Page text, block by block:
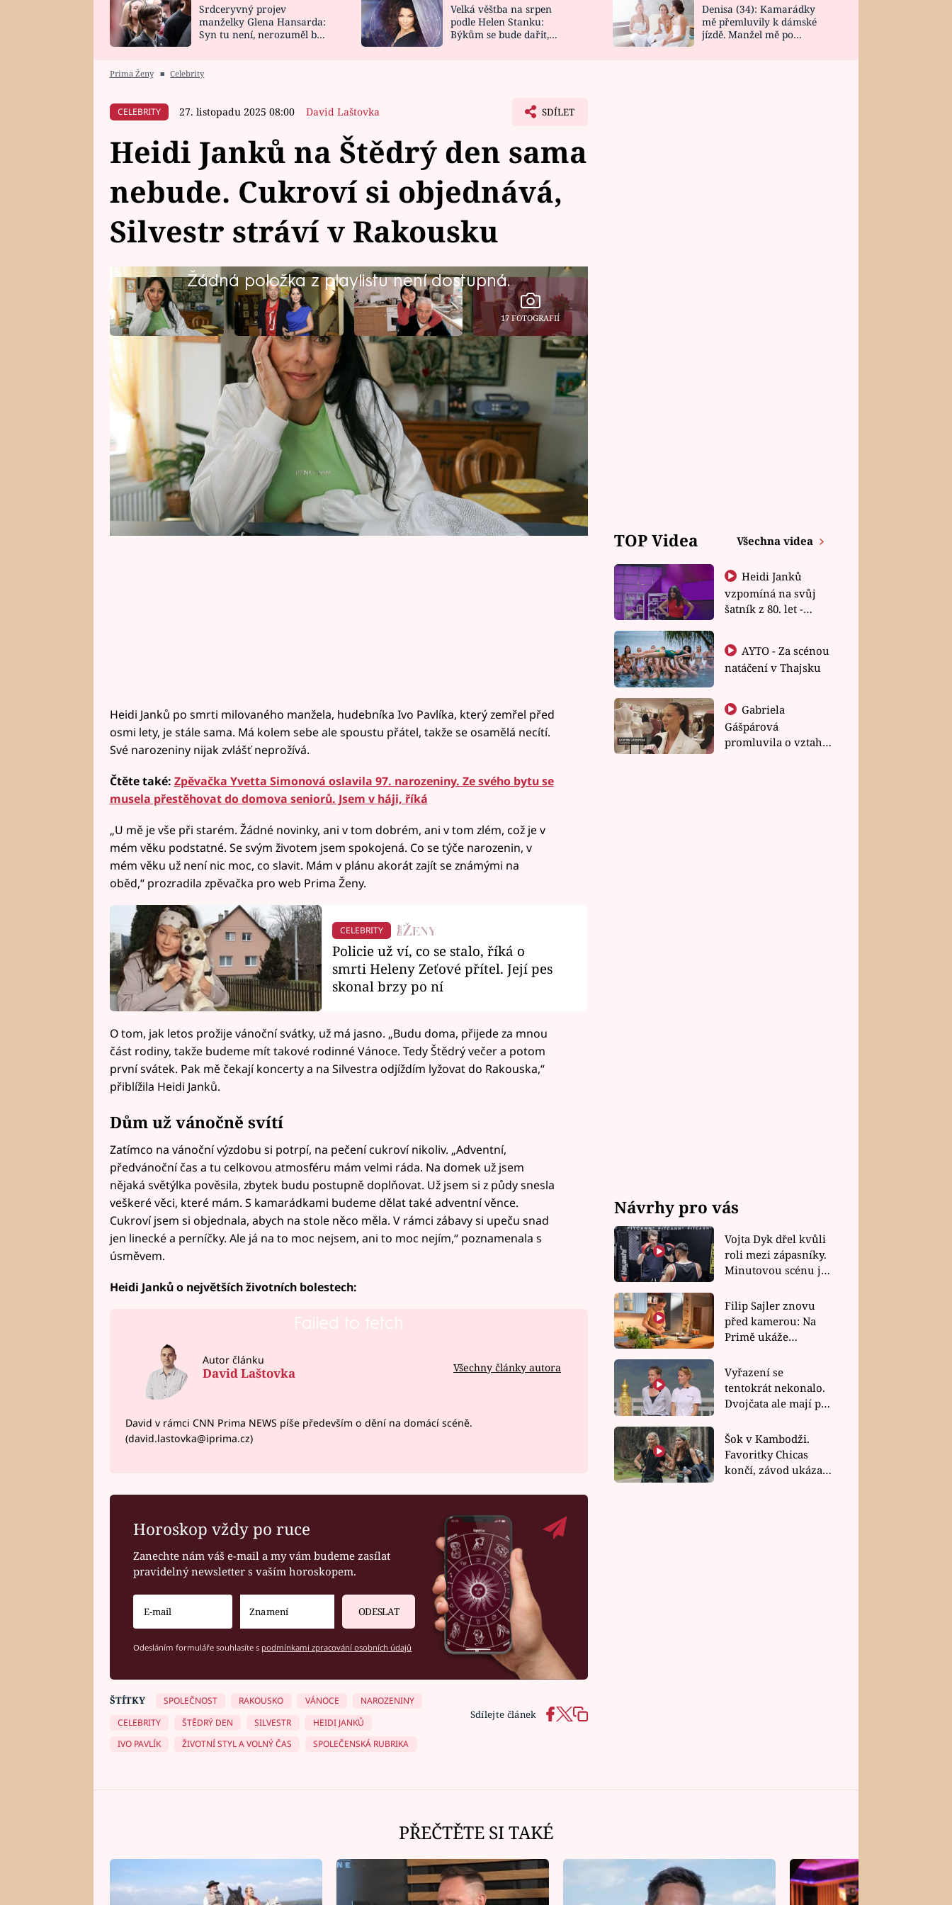
HOROSKOP NA
CELEBRITY
VAŘENÍ
NOVINKY
VIDEORECEPTY
DESIGN
Srdceryvný projev
manželky Glena Hansarda:
Syn tu není, nerozuměl by
Velká věštba na srpen
podle Helen Stanku:
Býkům se bude dařit,
Denisa (34): Kamarádky
mě přemluvily k dámské
jízdě. Manžel mě po
Prima Ženy ■ Celebrity
CELEBRITY 27. listopadu 2025 08:00 David Laštovka SDÍLET
Heidi Janků na Štědrý den sama
nebude. Cukroví si objednává,
Silvestr stráví v Rakousku
Žádná položka z playlistu není dostupná.
17 FOTOGRAFIÍ
Zpěvačka Heidi Janků, která 23. listopadu oslavila 63. narozeniny, je
důkazem toho, že věk je pouze číslo. Stárne s grácií a stále si udržuje
půvab a šarm. Pro web Prima Ženy promluvila nejen o tom, jak svůj
narozeninový den stráví, ale také o blížících se vánočních svátcích a
příchodu nového roku.
Heidi Janků po smrti milovaného manžela, hudebníka Ivo Pavlíka, který zemřel před
osmi lety, je stále sama. Má kolem sebe ale spoustu přátel, takže se osamělá necítí.
Své narozeniny nijak zvlášť neprožívá.
Čtěte také: Zpěvačka Yvetta Simonová oslavila 97. narozeniny. Ze svého bytu se
musela přestěhovat do domova seniorů. Jsem v háji, říká
„U mě je vše při starém. Žádné novinky, ani v tom dobrém, ani v tom zlém, což je v
mém věku podstatné. Se svým životem jsem spokojená. Co se týče narozenin, v
mém věku už není nic moc, co slavit. Mám v plánu akorát zajít se známými na
oběd,“ prozradila zpěvačka pro web Prima Ženy.
CELEBRITY
Policie už ví, co se stalo, říká o
smrti Heleny Zeťové přítel. Její pes
skonal brzy po ní
O tom, jak letos prožije vánoční svátky, už má jasno. „Budu doma, přijede za mnou
část rodiny, takže budeme mít takové rodinné Vánoce. Tedy Štědrý večer a potom
první svátek. Pak mě čekají koncerty a na Silvestra odjíždím lyžovat do Rakouska,“
přiblížila Heidi Janků.
Dům už vánočně svítí
Zatímco na vánoční výzdobu si potrpí, na pečení cukroví nikoliv. „Adventní,
předvánoční čas a tu celkovou atmosféru mám velmi ráda. Na domek už jsem
nějaká světýlka pověsila, zbytek budu postupně doplňovat. Už jsem si z půdy snesla
veškeré věci, které mám. S kamarádkami budeme dělat také adventní věnce.
Cukroví jsem si objednala, abych na stole něco měla. V rámci zábavy si upeču snad
jen linecké a perníčky. Ale já na to moc nejsem, ani to moc nejím,“ poznamenala s
úsměvem.
Heidi Janků o největších životních bolestech:
Failed to fetch
Autor článku
David Laštovka Všechny články autora
David v rámci CNN Prima NEWS píše především o dění na domácí scéně.
(david.lastovka@iprima.cz)
Horoskop vždy po ruce
Zanechte nám váš e-mail a my vám budeme zasílat
pravidelný newsletter s vaším horoskopem.
ODESLAT
Odesláním formuláře souhlasíte s podmínkami zpracování osobních údajů
Sdílejte článek
ŠTÍTKY SPOLEČNOST RAKOUSKO VÁNOCE
NAROZENINY
CELEBRITY
ŠTĚDRÝ DEN SILVESTR
HEIDI JANKŮ
IVO PAVLÍK
ŽIVOTNÍ STYL A VOLNÝ ČAS SPOLEČENSKÁ RUBRIKA
TOP Videa Všechna videa
Heidi Janků
vzpomíná na svůj
šatník z 80. let -
natáčení v Thajsku
Gabriela
Gášpárová
promluvila o vztahu
Návrhy pro vás
Vojta Dyk dřel kvůli
roli mezi zápasníky.
Minutovou scénu jel
Filip Sajler znovu
před kamerou: Na
Primě ukáže
rychlé recepty
Vyřazení se
tentokrát nekonalo.
Dvojčata ale mají po
závodu nůž na krku
Šok v Kambodži.
Favoritky Chicas
končí, závod ukázal
PŘEČTĚTE SI TAKÉ